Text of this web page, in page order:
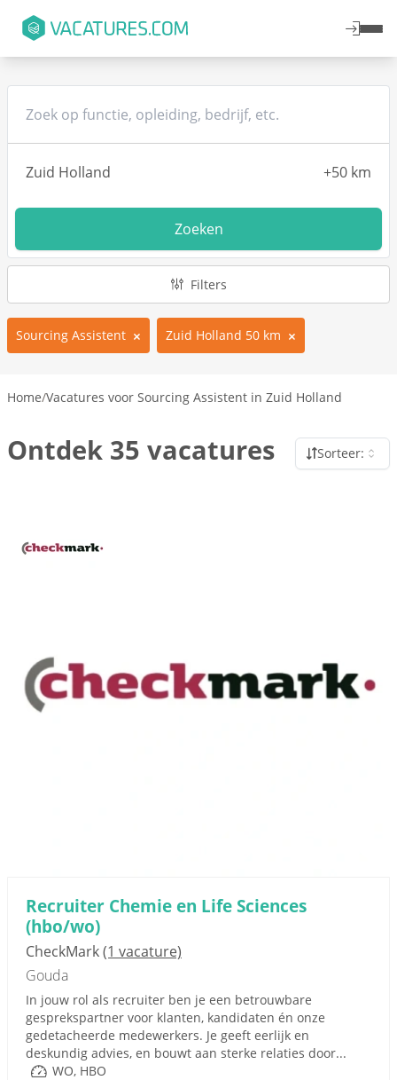
Zoeken
Filters
Sourcing Assistent Zuid Holland 50 km
Home/Vacatures voor Sourcing Assistent in Zuid Holland
Ontdek 35 vacatures Sorteer:
Recruiter Chemie en Life Sciences
(hbo/wo)
CheckMark(1 vacature)
Gouda
In jouw rol als recruiter ben je een betrouwbare
gesprekspartner voor klanten, kandidaten én onze
gedetacheerde medewerkers. Je geeft eerlijk en
deskundig advies, en bouwt aan sterke relaties door...
WO, HBO